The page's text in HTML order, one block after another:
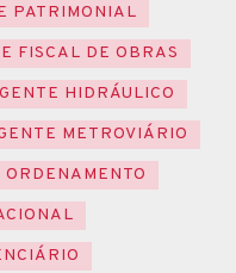
PATRIMONIAL
FISCAL DE OBRAS
HIDRÁULICO
METROVIÁRIO